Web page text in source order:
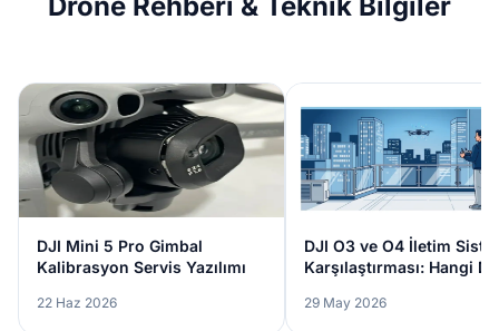
DJI Mini 5 Pro Gimbal
Kalibrasyon Servis Yazılımı
22 Haz 2026
DJI O3 ve O4 İletim
Karşılaştırması: Hangi
29 May 2026